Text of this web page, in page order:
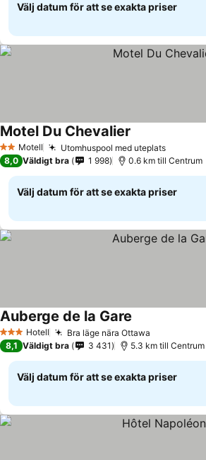
Välj datum för att se exakta priser
2 Stjärnor
Motell Utomhuspool med uteplatsSe priser
Motel Du Chevalier
8,0 Väldigt bra 1 998 0.6 km till Centrum
Välj datum för att se exakta priser
3 StjärnorHotell Bra läge nära Ottawa
Auberge de la Gare
8,1 Väldigt bra 3 431 5.3 km till Centrum
Välj datum för att se exakta priser